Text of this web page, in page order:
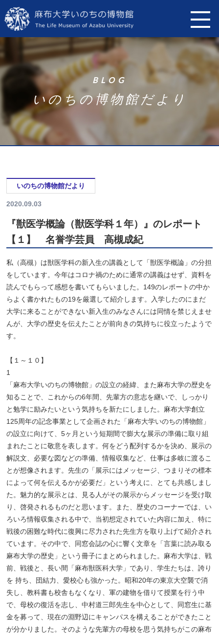
B L OG
いのちの博物館 だ よ り
いのちの博物館だより
2020.09.03
『獣医学概論（獣医学科１年）』のレポート
【１】 名誉学芸員 高槻成紀
私（高槻）は獣医学科の新入生の講義として「獣医学概論」の分担
をしています。今年はコロナ禍のために通常の講義はせず、 資料を
読んでもらって感想を書いてもらいました。 149のレポー トの中か
らよく書かれたもの19を厳選して紹介します。 入学したのにまだ
大学に来ることができない新入生のみなさんには同情を禁じえませ
んが、 大学の歴史を伝えたことが前向きの気持ちに役立ったようで
す。
【１～１０】
1
「麻布大学いのちの博物館」の設立の経緯、また麻布大学の歴史を
知ることで、これからの6年間、先輩方の意志を継いで、しっかり
と勉学に励みたいという気持ちを新たにしました。麻布大学創立
125周年の記念事業として企画された「麻布大学いのちの博物館」
の設立に向けて、5ヶ月という短期間で膨大な展示の準備に取り組
まれたことに敬意を表します。何をどう配列するかを決め、展示の
解説文、必要な図などの準備、情報収集など、仕事は多岐に渡るこ
とが想像されます。先生の「展示にはメッセージ、つまりその標本
によって何を伝えるかが必要だ」という考えに、とても共感しまし
た。魅力的な展示とは、見る人がその展示からメッセージを受け取
り、啓発されるものだと思います。また、歴史のコーナーでは、い
ろいろ情報収集される中で、当初想定されていた内容に加え、特に
戦後の困難な時代に復興に尽力された先生方を取り上げて紹介され
ています。その中で、同窓会誌の心に響く文章を「言葉に読み取る
麻布大学の歴史」という冊子にまとめられました。麻布大学は、戦
前、戦後と、長い間「麻布獣医科大学」であり、学生たちは、誇り
を 持ち、団結力、愛校心も強かった。昭和20年の東京大空襲で消
失し、教科書も校舎もなくなり、軍の建物を借りて授業を行う中
で、母校の復活を志し、中村道三郎先生を中心として、同窓生に基
金を募って、現在の淵野辺にキャンパスを構えることができたこと
が分かりました。そのような先輩方の母校を思う気持ちがこの麻布